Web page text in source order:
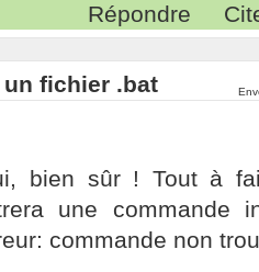
Répondre
fichier .bat
bien sûr ! Tout à
une commande
commande non